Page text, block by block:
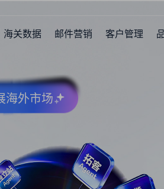
海关数据 邮件营销 客户管理
海外市场